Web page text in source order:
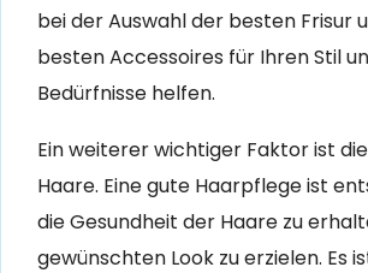
bei der Auswahl der besten Frisur
besten Accessoires für Ihren Stil
Bedürfnisse helfen.
Ein weiterer wichtiger Faktor ist
Haare. Eine gute Haarpflege ist
die Gesundheit der Haare zu
gewünschten Look zu erzielen. Es